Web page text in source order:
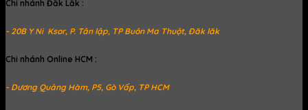
Chi nhánh Đăk Lăk :
- 20B Y Ni Ksor, P. Tân lập, TP Buôn Ma Thuột, Đăk lăk
Chi nhánh Online HCM :
- Dương Quảng Hàm, P5, Gò Vấp, TP HCM